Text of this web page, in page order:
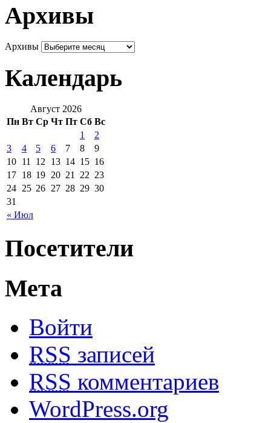
Архивы
Архивы
Календарь
Август 2026
Пн Вт Ср Чт Пт Сб Вс
« Июл
1
2
3
4 5 6 7 8
9
10 11 12 13 14 15 16
17 18 19 20 21 22 23
24 25 26 27 28 29 30
31
Посетители
Мета
Войти
RSS записей
RSS комментариев
WordPress.org